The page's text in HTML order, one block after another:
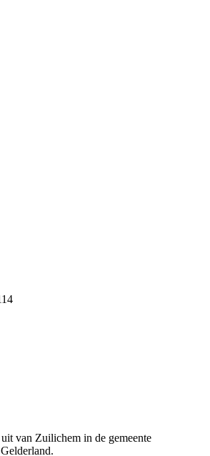
van Zuilichem in de gemeente